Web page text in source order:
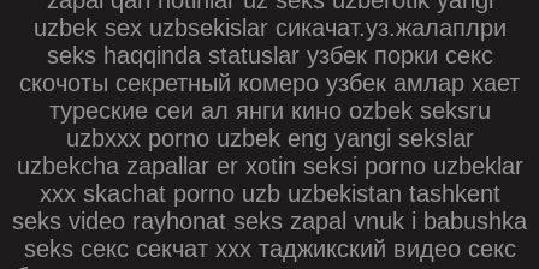
uzbek sex uzbsekislar сикачат.уз.жалаплри
seks haqqinda statuslar узбек порки секс
скочоты секретный комеро узбек амлар хает
туреские сеи ал янги кино ozbek seksru
uzbxxx porno uzbek eng yangi sekslar
uzbekcha zapallar er xotin seksi porno uzbeklar
xxx skachat porno uzb uzbekistan tashkent
seks video rayhonat seks zapal vnuk i babushka
seks секс секчат ххх таджикский видео секс